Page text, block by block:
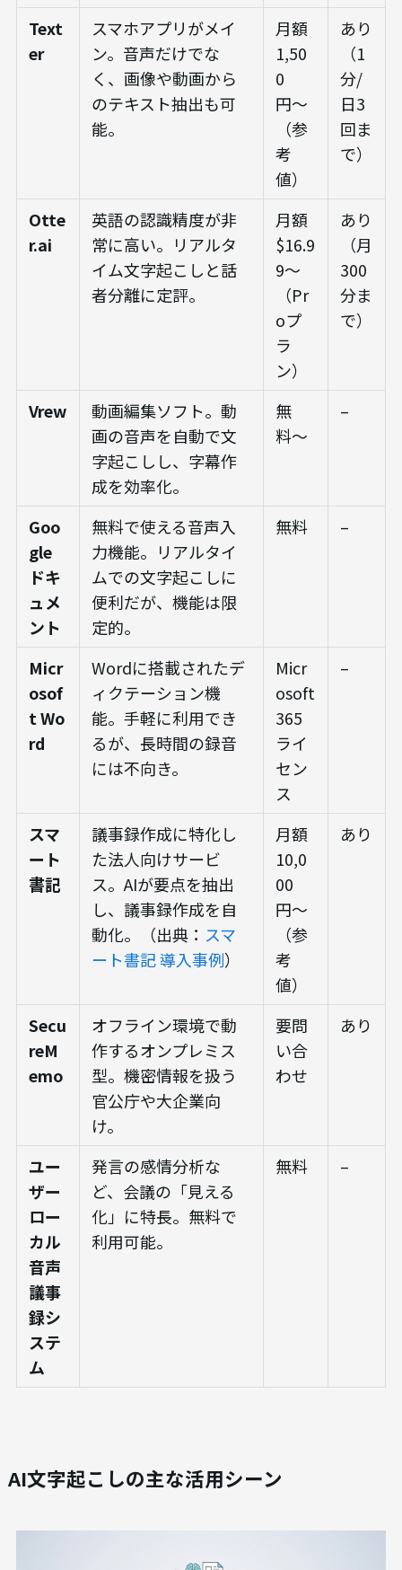
Text
er
スマホアプリがメイ
ン。音声だけでな
く、画像や動画から
のテキスト抽出も可
能。
月額
1,50
0
円〜
（参
考
値）
あり
（1
分/
日3
回ま
で）
Otte
r.ai
英語の認識精度が非
常に高い。リアルタ
イム文字起こしと話
者分離に定評。
月額
$16.9
9〜
（Pr
oプ
ラ
ン）
あり
（月
300
分ま
で）
Vrew
動画編集ソフト。動
画の音声を自動で文
字起こしし、字幕作
成を効率化。
無
料〜
–
Goo
gle
ドキ
ュメ
ント
無料で使える音声入
力機能。リアルタイ
ムでの文字起こしに
便利だが、機能は限
定的。
無料 –
Micr
osof
t Wo
rd
Wordに搭載されたデ
ィクテーション機
能。手軽に利用でき
るが、長時間の録音
には不向き。
Micr
osoft
365
ライ
セン
ス
–
スマ
ート
書記
議事録作成に特化し
た法人向けサービ
ス。AIが要点を抽出
し、議事録作成を自
動化。（出典： スマ
ート書記 導入事例）
月額
10,0
00
円〜
（参
考
値）
あり
Secu
reM
emo
オフライン環境で動
作するオンプレミス
型。機密情報を扱う
官公庁や大企業向
け。
要問
い合
わせ
あり
ユー
ザー
ロー
カル
音声
議事
録シ
ステ
ム
発言の感情分析な
ど、会議の「見える
化」に特長。無料で
利用可能。
無料 –
AI文字起こしの主な活用シーン